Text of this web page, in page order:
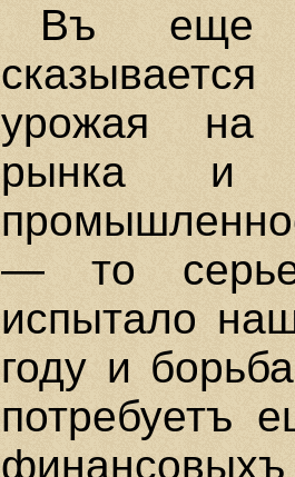
Въ еще
урожая на
рынка и
— то
испытало
году и
потребуетъ
финансовыхъ